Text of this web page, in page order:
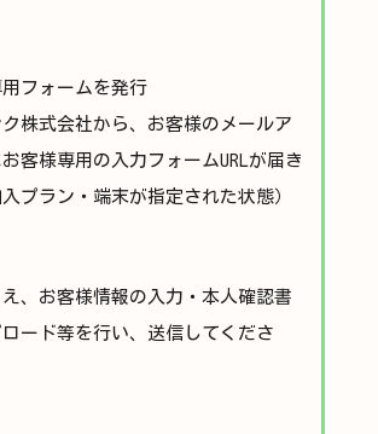
フォームを発行
株式会社から、お客様のメールア
お客様専用の入力フォームURLが届き
プラン・端末が指定された状態）
、お客様情報の入力・本人確認書
ード等を行い、送信してくださ